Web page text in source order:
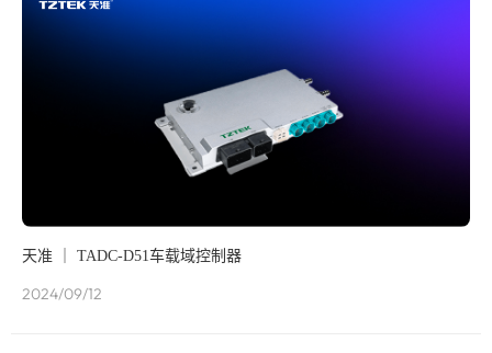
天准 ｜ TADC-D51车载域控制器
2024/09/12